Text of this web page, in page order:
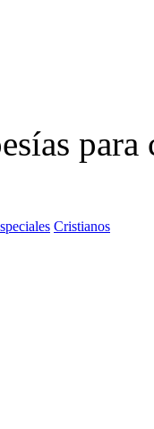
Cristianos